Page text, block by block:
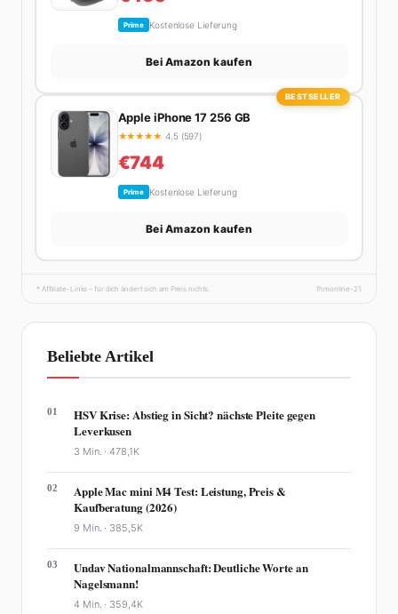
Prime Kostenlose Lieferung
Bei Amazon kaufen
BESTSELLER
Apple iPhone 17 256 GB
★★★★★ 4.5 (597)
€744
Prime Kostenlose Lieferung
Bei Amazon kaufen
* Affiliate-Links – für dich ändert sich am Preis nichts. fhmonline-21
Beliebte Artikel
01
HSV Krise: Abstieg in Sicht? nächste Pleite gegen
Leverkusen
3 Min. ·478,1K
02
Apple Mac mini M4 Test: Leistung, Preis &
Kaufberatung (2026)
9 Min. · 385,5K
03
Undav Nationalmannschaft: Deutliche Worte an
Nagelsmann!
4 Min. · 359,4K